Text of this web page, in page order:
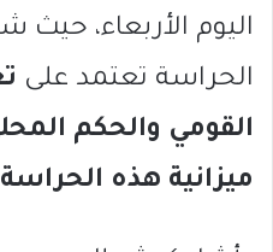
اليوم الأربعاء،
الحراسة تعتمد على
القومي والحكم
ميزانية هذه